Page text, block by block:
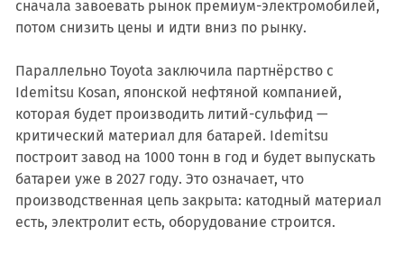
сначала завоевать рынок премиум-электромобилей,
потом снизить цены и идти вниз по рынку.
Параллельно Toyota заключила партнёрство с
Idemitsu Kosan, японской нефтяной компанией,
которая будет производить литий-сульфид —
критический материал для батарей. Idemitsu
построит завод на 1000 тонн в год и будет выпускать
батареи уже в 2027 году. Это означает, что
производственная цепь закрыта: катодный материал
есть, электролит есть, оборудование строится.